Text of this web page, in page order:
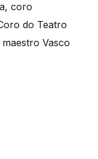
coro
do Teatro
Vasco